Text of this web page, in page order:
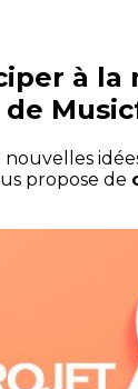
à la
nouvelles
propose de